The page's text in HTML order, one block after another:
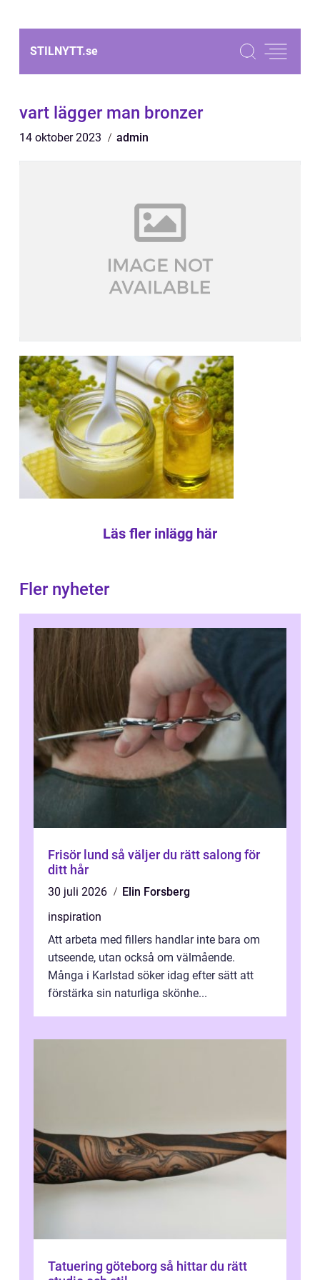
STILNYTT.se
vart lägger man bronzer
14 oktober 2023 admin
Läs fler inlägg här
Fler nyheter
Frisör lund så väljer du rätt salong för
ditt hår
30 juli 2026
Elin Forsberg
inspiration
Att arbeta med fillers handlar inte bara om
utseende, utan också om välmående.
Många i Karlstad söker idag efter sätt att
förstärka sin naturliga skönhe...
Tatuering göteborg så hittar du rätt